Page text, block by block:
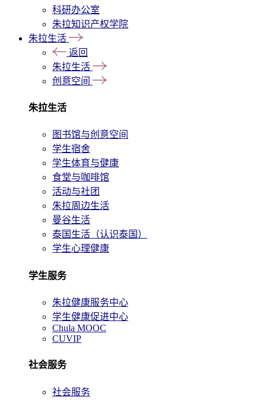
科研办公室
朱拉知识产权学院
朱拉生活
返回
朱拉生活
创意空间
朱拉生活
图书馆与创意空间
学生宿舍
学生体育与健康
食堂与咖啡馆
活动与社团
朱拉周边生活
曼谷生活
泰国生活（认识泰国）
学生心理健康
学生服务
朱拉健康服务中心
学生健康促进中心
Chula MOOC
CUVIP
社会服务
社会服务